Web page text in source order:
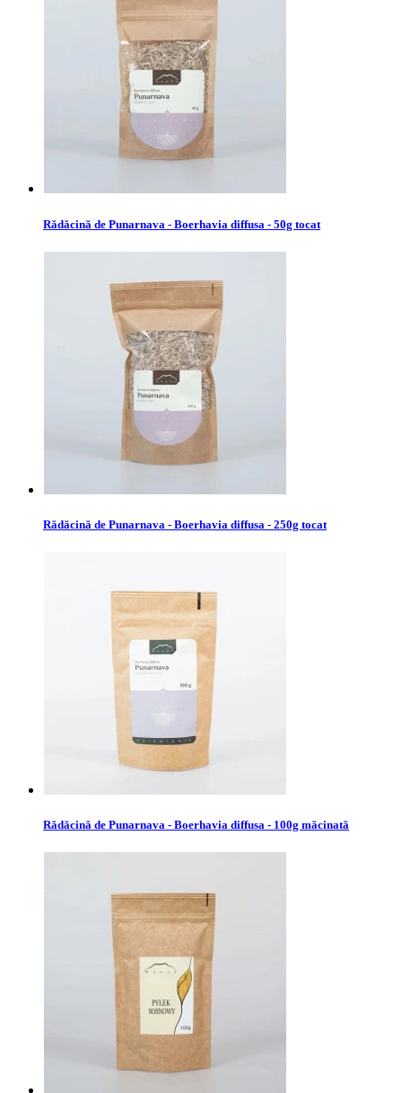
Rădăcină de Punarnava - Boerhavia diffusa - 50g tocat
Rădăcină de Punarnava - Boerhavia diffusa - 250g tocat
Rădăcină de Punarnava - Boerhavia diffusa - 100g măcinată